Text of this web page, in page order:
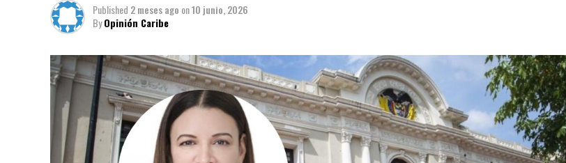
Published 2 meses ago on10 junio, 2026
ByOpinión Caribe